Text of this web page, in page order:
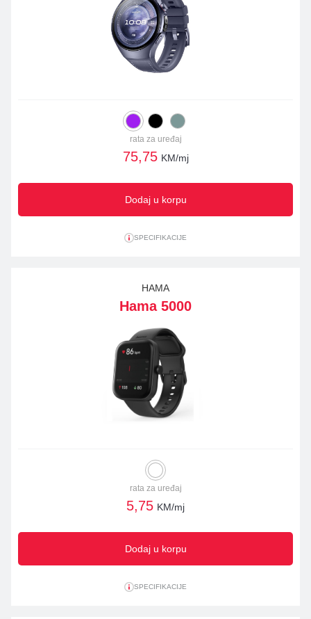
rata za uređaj
75,75 KM/mj
Dodaj u korpu
SPECIFIKACIJE
HAMA
Hama 5000
rata za uređaj
5,75 KM/mj
Dodaj u korpu
SPECIFIKACIJE